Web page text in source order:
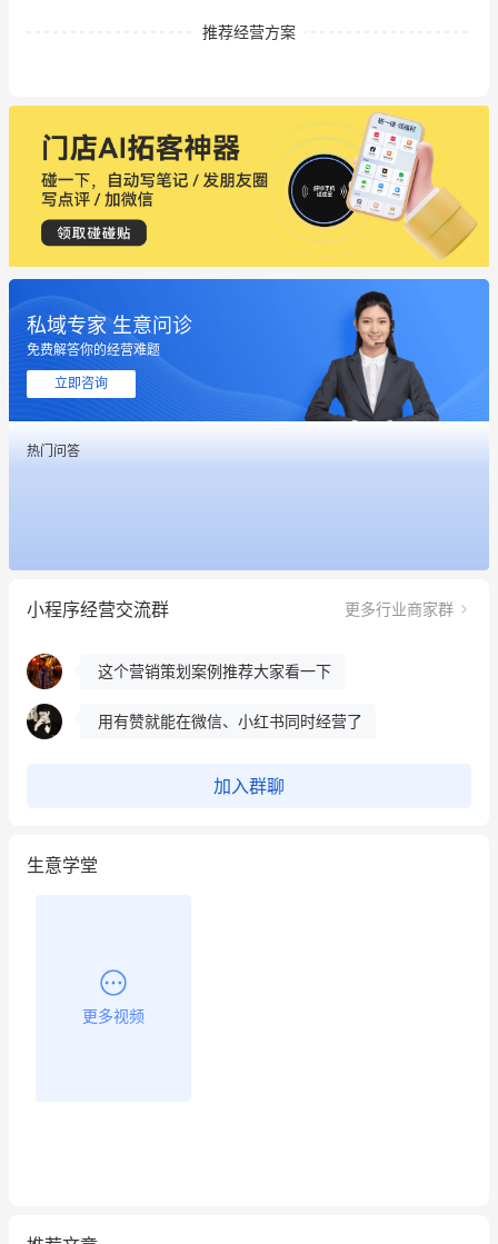
推荐经营方案
私域专家 生意问诊
免费解答你的经营难题
立即咨询
热门问答
小程序经营交流群 更多行业商家群
这个营销策划案例推荐大家看一下
昨晚的直播课程太好啦❤️
冰墩墩货源充足需要的联系我
这个营销策划案例推荐大家看一下
用有赞就能在微信、小红书同时经营了
加入群聊
生意学堂
更多视频